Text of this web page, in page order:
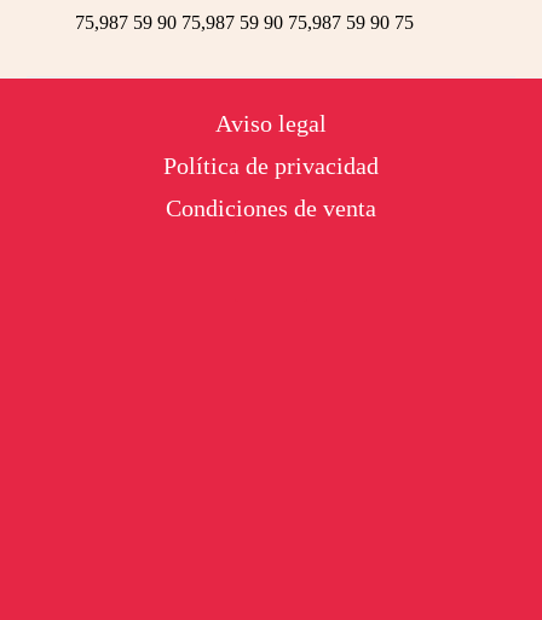
75,987 59 90 75,987 59 90 75,987 59 90 75
Aviso legal
Política de privacidad
Condiciones de venta